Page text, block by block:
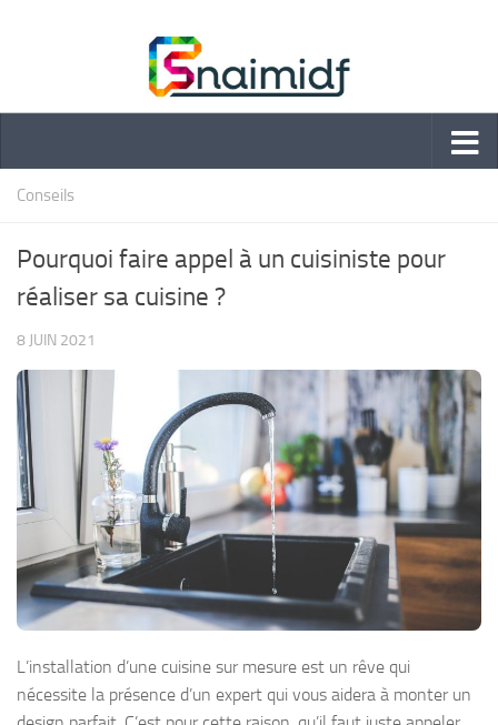
Conseils
Pourquoi faire appel à un cuisiniste pour
réaliser sa cuisine ?
8 JUIN 2021
L’installation d’une cuisine sur mesure est un rêve qui
nécessite la présence d’un expert qui vous aidera à monter un